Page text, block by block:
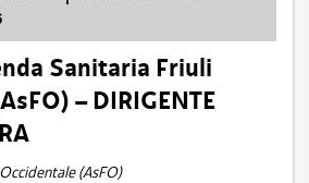
Sanitaria Friuli
– DIRIGENTE
(AsFO)